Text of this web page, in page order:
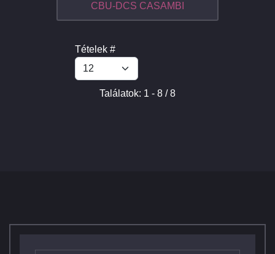
CBU-DCS CASAMBI
Tételek #
Találatok: 1 - 8 / 8